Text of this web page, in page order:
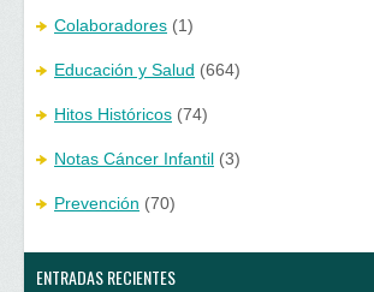
Colaboradores (1)
Educación y Salud (664)
Hitos Históricos (74)
Notas Cáncer Infantil (3)
Prevención (70)
ENTRADAS RECIENTES